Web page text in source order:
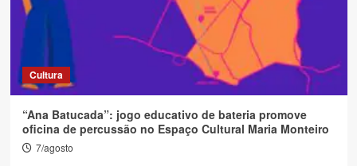
Cultura
“Ana Batucada”: jogo educativo de bateria promove
oficina de percussão no Espaço Cultural Maria Monteiro
7/agosto